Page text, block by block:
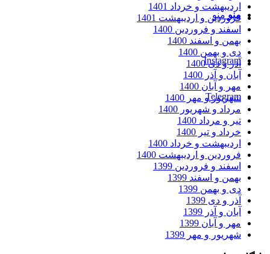
منو منو
Instagram
Telegram
اردیبهشت و خرداد 1401
فروردین و اردیبهشت 1401
اسفند و فروردین 1400
بهمن و اسفند 1400
دی و بهمن 1400
آذر و دی 1400
آبان و آذر 1400
مهر و آبان 1400
شهریور و مهر 1400
مرداد و شهریور 1400
تیر و مرداد 1400
خرداد و تیر 1400
اردیبهشت و خرداد 1400
فروردین و اردیبهشت 1400
اسفند و فروردین 1399
بهمن و اسفند 1399
دی و بهمن 1399
آذر و دی 1399
آبان و آذر 1399
مهر و آبان 1399
شهریور و مهر 1399